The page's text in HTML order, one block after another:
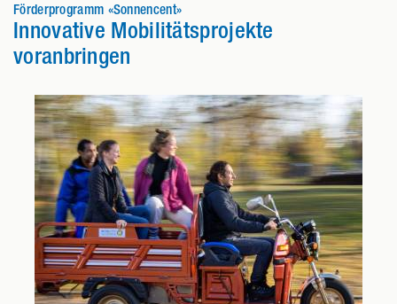
Förderprogramm «Sonnencent»
Innovative Mobilitätsprojekte
voranbringen